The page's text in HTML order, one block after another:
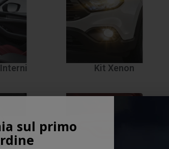
Kit Xenon
sul primo